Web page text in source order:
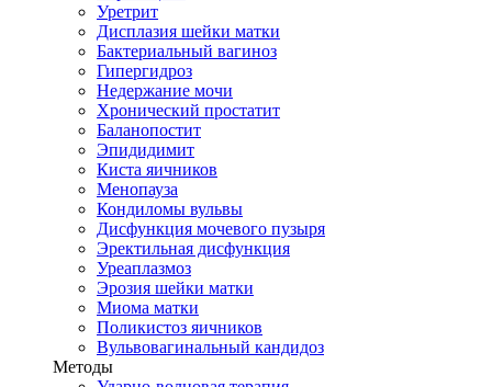
Уретрит
Дисплазия шейки матки
Бактериальный вагиноз
Гипергидроз
Недержание мочи
Хронический простатит
Баланопостит
Эпидидимит
Киста яичников
Менопауза
Кондиломы вульвы
Дисфункция мочевого пузыря
Эректильная дисфункция
Уреаплазмоз
Эрозия шейки матки
Миома матки
Поликистоз яичников
Вульвовагинальный кандидоз
Методы